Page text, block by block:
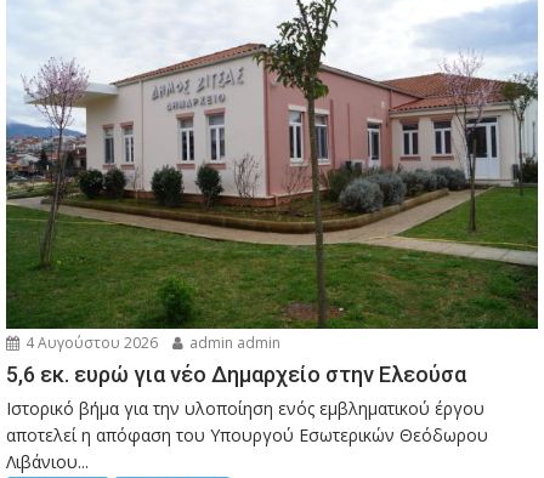
4 Αυγούστου 2026 admin admin
5,6 εκ. ευρώ για νέο Δημαρχείο στην Ελεούσα
Ιστορικό βήμα για την υλοποίηση ενός εμβληματικού έργου
αποτελεί η απόφαση του Υπουργού Εσωτερικών Θεόδωρου
Λιβάνιου...